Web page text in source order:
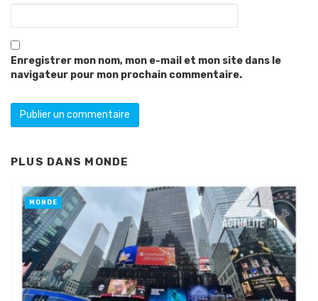
Enregistrer mon nom, mon e-mail et mon site dans le
navigateur pour mon prochain commentaire.
PLUS DANS MONDE
MONDE